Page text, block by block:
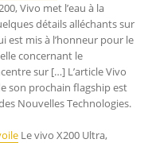
Vivo met l’eau à la
détails alléchants sur
est mis à l’honneur pour le
concernant le
sur […] L’article Vivo
son prochain flagship est
Nouvelles Technologies.
Le vivo X200 Ultra,